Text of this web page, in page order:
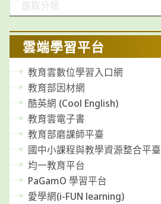
類
雲端學習平台
教育雲數位學習入口網
教育部因材網
酷英網 (Cool English)
教育雲電子書
教育部磨課師平臺
國中小課程與教學資源整合平臺
均一教育平台
PaGamO 學習平台
愛學網(i-FUN learning)